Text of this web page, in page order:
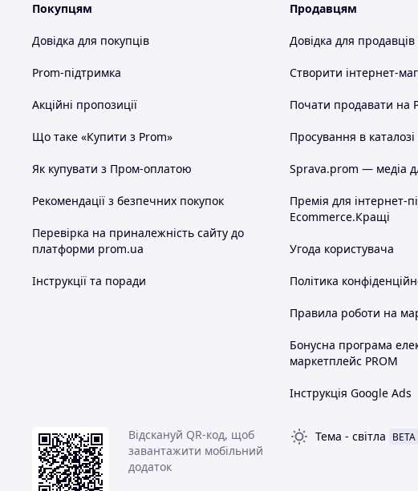
Покупцям
Довідка для покупців
Prom-підтримка
Акційні пропозиції
Що таке «Купити з Prom»
Як купувати з Пром-оплатою
Рекомендації з безпечних покупок
Перевірка на приналежність сайту до
платформи prom.ua
Інструкції та поради
Продавцям
Довідка для продавців
Створити інтернет-
Почати продавати на
Просування в
Sprava.prom — медіа
Премія для інтернет-
Ecommerce.Кращі
Угода користувача
Політика
Правила роботи на
Бонусна програма
маркетплейс PROM
Інструкція Google Ads
Відскануй QR-код, щоб
завантажити мобільний
додаток
Тема - світла BETA